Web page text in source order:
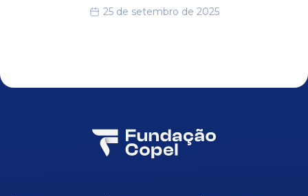
25 de setembro de 2025